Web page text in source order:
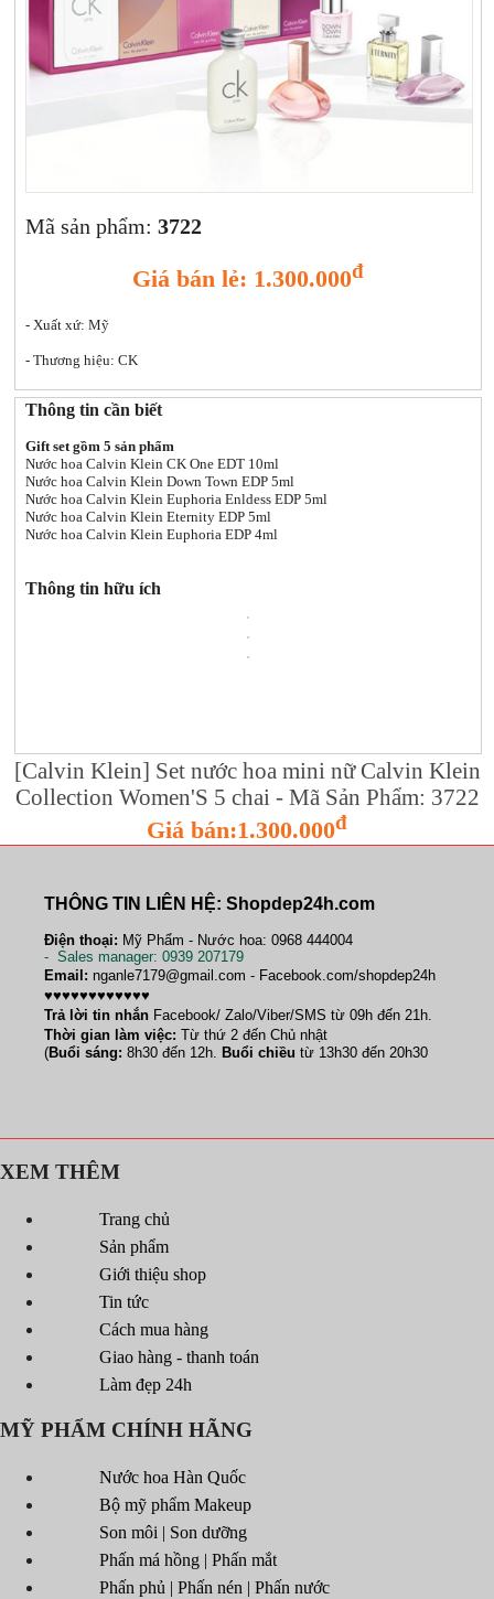
Xịt khoáng
Sữa rửa mặt | Tẩy trang | Lột mụn
Sản phẩm trang điểm khác
Cushion | BB cream | CC cream
Giảm cân | Tăng cân
Sp chăm sóc da khác
Mã sản phẩm:3722
Giá bán lẻ: 1.300.000đ
- Xuất xứ: Mỹ
- Thương hiệu: CK
Thông tin cần biết
Gift set gồm 5 sản phẩm
Nước hoa Calvin Klein CK One EDT 10ml
Nước hoa Calvin Klein Down Town EDP 5ml
Nước hoa Calvin Klein Euphoria Enldess EDP 5ml
Nước hoa Calvin Klein Eternity EDP 5ml
Nước hoa Calvin Klein Euphoria EDP 4ml
Thông tin hữu ích
[Calvin Klein] Set nước hoa mini nữ Calvin Klein
Collection Women'S 5 chai - Mã Sản Phẩm: 3722
Giá bán:1.300.000đ
THÔNG TIN LIÊN HỆ: Shopdep24h.com
Điện thoại: Mỹ Phẩm - Nước hoa: 0968 444004
- Sales manager: 0939 207179
Email: nganle7179@gmail.com - Facebook.com/shopdep24h
♥♥♥♥♥♥♥♥♥♥♥♥
Trả lời tin nhắn Facebook/ Zalo/Viber/SMS từ 09h đến 21h.
Thời gian làm việc: Từ thứ 2 đến Chủ nhật
(Buổi sáng: 8h30 đến 12h. Buổi chiều từ 13h30 đến 20h30
XEM THÊM
Trang chủ
Sản phẩm
Giới thiệu shop
Tin tức
Cách mua hàng
Giao hàng - thanh toán
Làm đẹp 24h
MỸ PHẨM CHÍNH HÃNG
Nước hoa Hàn Quốc
Bộ mỹ phẩm Makeup
Son môi | Son dưỡng
Phấn má hồng | Phấn mắt
Phấn phủ | Phấn nén | Phấn nước